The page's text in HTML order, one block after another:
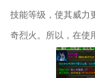
技能等级，使其威力
奇烈火。所以，在使